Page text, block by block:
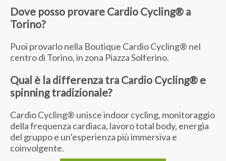
Dove posso provare Cardio Cycling® a
Torino?
Puoi provarlo nella Boutique Cardio Cycling® nel
centro di Torino, in zona Piazza Solferino.
Qual è la differenza tra Cardio Cycling® e
spinning tradizionale?
Cardio Cycling® unisce indoor cycling, monitoraggio
della frequenza cardiaca, lavoro total body, energia
del gruppo e un’esperienza più immersiva e
coinvolgente.